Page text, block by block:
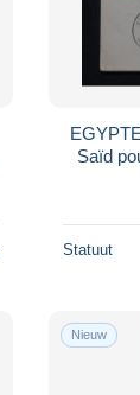
Saïd
Statuut
Nieuw